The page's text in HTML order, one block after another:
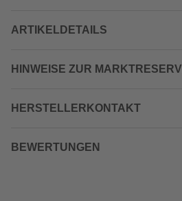
ARTIKELDETAILS
HINWEISE ZUR
HERSTELLERKONTAKT
BEWERTUNGEN